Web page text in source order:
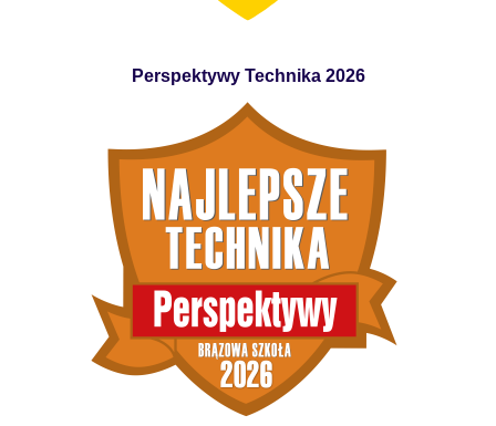
Perspektywy Technika 2026